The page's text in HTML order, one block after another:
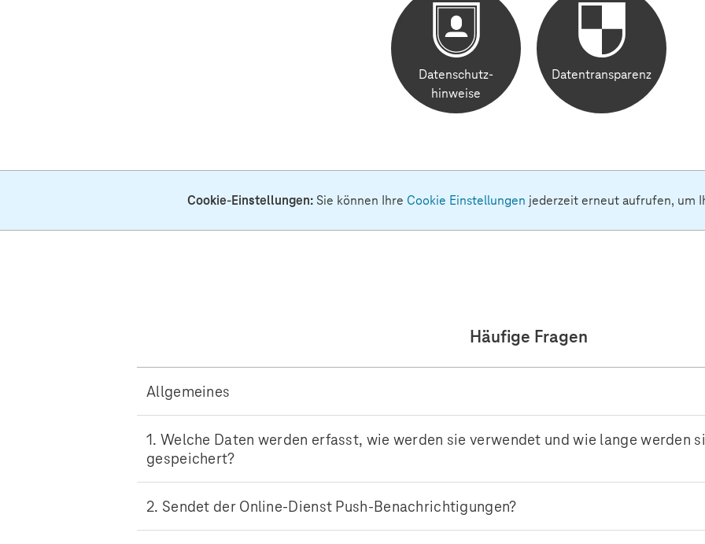
Datenschutz-
hinweise
Datentransparenz
Cookie-Einstellungen:Sie können Ihre Cookie Einstellungen jederzeit erneut aufrufen, um
Häufige Fragen
Allgemeines
1. Welche Daten werden erfasst, wie werden sie verwendet und wie lange werden
gespeichert?
2. Sendet der Online-Dienst Push-Benachrichtigungen?